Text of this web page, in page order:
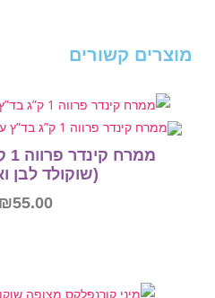
מוצרים קשורים
(שוקולד לבן
₪55.00